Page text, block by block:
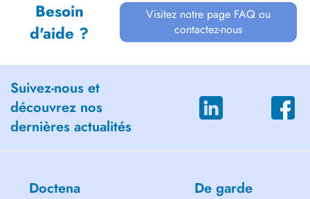
Besoin
d'aide ?
Visitez notre page FAQ ou
contactez-nous
Suivez-nous et
découvrez nos
dernières actualités
Doctena De garde